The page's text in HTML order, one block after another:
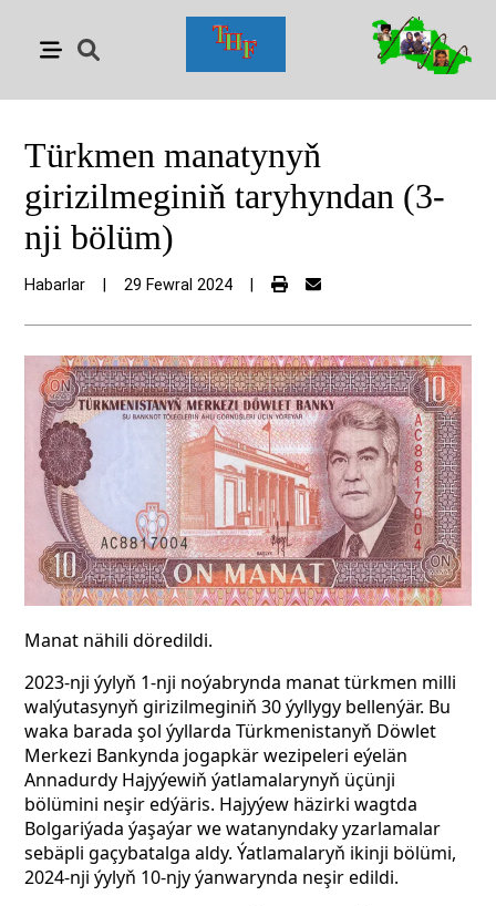
Türkmen manatynyň
girizilmeginiň taryhyndan (3-
nji bölüm)
Habarlar 29 Fewral 2024
Manat nähili döredildi.
2023-nji ýylyň 1-nji noýabrynda manat türkmen milli
walýutasynyň girizilmeginiň 30 ýyllygy bellenýär. Bu
waka barada şol ýyllarda Türkmenistanyň Döwlet
Merkezi Bankynda jogapkär wezipeleri eýelän
Annadurdy Hajyýewiň ýatlamalarynyň üçünji
bölümini neşir edýäris. Hajyýew häzirki wagtda
Bolgariýada ýaşaýar we watanyndaky yzarlamalar
sebäpli gaçybatalga aldy. Ýatlamalaryň ikinji bölümi,
2024-nji ýylyň 10-njy ýanwarynda neşir edildi.